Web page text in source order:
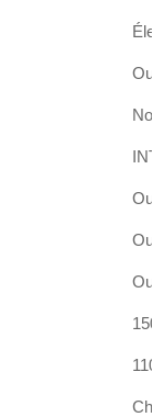
Oui
No
Oui
Oui
Oui